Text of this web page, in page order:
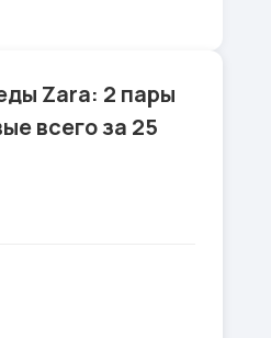
Zara: 2 пары
всего за 25